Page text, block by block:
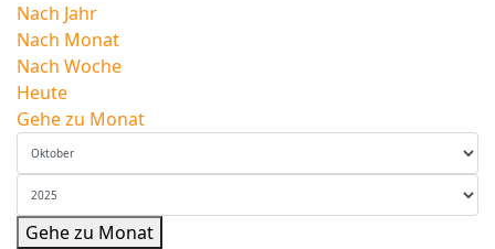
Nach Jahr
Nach Monat
Nach Woche
Heute
Gehe zu Monat
Gehe zu Monat